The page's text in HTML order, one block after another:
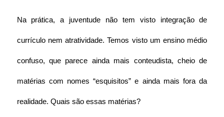
Na prática, a juventude não tem visto integração de
currículo nem atratividade. Temos visto um ensino médio
confuso, que parece ainda mais conteudista, cheio de
matérias com nomes “esquisitos” e ainda mais fora da
realidade. Quais são essas matérias?